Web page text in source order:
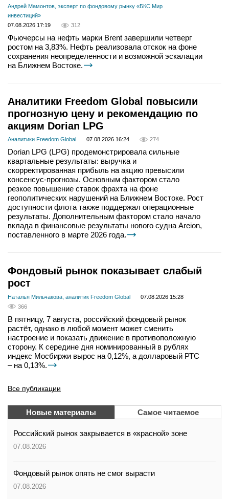
Андрей Мамонтов, эксперт по фондовому рынку «БКС Мир
инвестиций»
07.08.2026 17:19
312
Фьючерсы на нефть марки Brent завершили четверг
ростом на 3,83%. Нефть реализовала отскок на фоне
сохранения неопределенности и возможной эскалации
на Ближнем Востоке.
Аналитики Freedom Global повысили
прогнозную цену и рекомендацию по
акциям Dorian LPG
Аналитики Freedom Global 07.08.2026 16:24 274
Dorian LPG (LPG) продемонстрировала сильные
квартальные результаты: выручка и
скорректированная прибыль на акцию превысили
консенсус-прогнозы. Основным фактором стало
резкое повышение ставок фрахта на фоне
геополитических нарушений на Ближнем Востоке. Рост
доступности флота также поддержал операционные
результаты. Дополнительным фактором стало начало
вклада в финансовые результаты нового судна Areion,
поставленного в марте 2026 года.
Фондовый рынок показывает слабый
рост
Наталья Мильчакова, аналитик Freedom Global
07.08.2026 15:28
366
В пятницу, 7 августа, российский фондовый рынок
растёт, однако в любой момент может сменить
настроение и показать движение в противоположную
сторону. К середине дня номинированный в рублях
индекс Мосбиржи вырос на 0,12%, а долларовый РТС
– на 0,13%.
Все публикации
Новые материалы Самое читаемое
Российский рынок закрывается в «красной» зоне
07.08.2026
Фондовый рынок опять не смог вырасти
07.08.2026